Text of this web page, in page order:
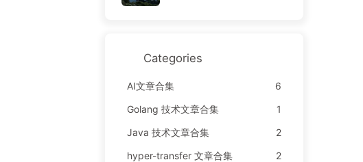
Categories
AI文章合集
6
Golang 技术文章合集
1
Java 技术文章合集
2
hyper-transfer 文章合集
2